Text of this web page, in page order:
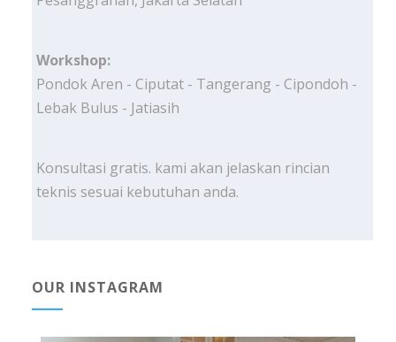
Workshop:
Pondok Aren - Ciputat - Tangerang - Cipondoh -
Lebak Bulus - Jatiasih
Konsultasi gratis. kami akan jelaskan rincian
teknis sesuai kebutuhan anda.
OUR INSTAGRAM